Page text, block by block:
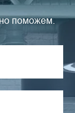
поможем.